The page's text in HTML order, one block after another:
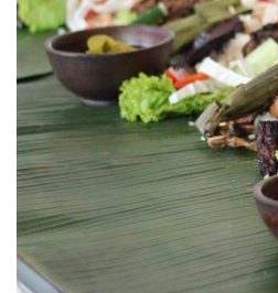
Niezar Catering –
Kirim